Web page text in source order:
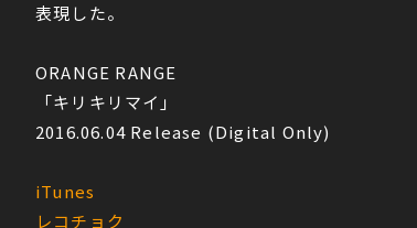
表現した。
ORANGE RANGE
「キリキリマイ」
2016.06.04 Release (Digital Only)
iTunes
レコチョク